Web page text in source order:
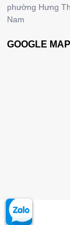
phường Hưng
Nam
GOOGLE MAP